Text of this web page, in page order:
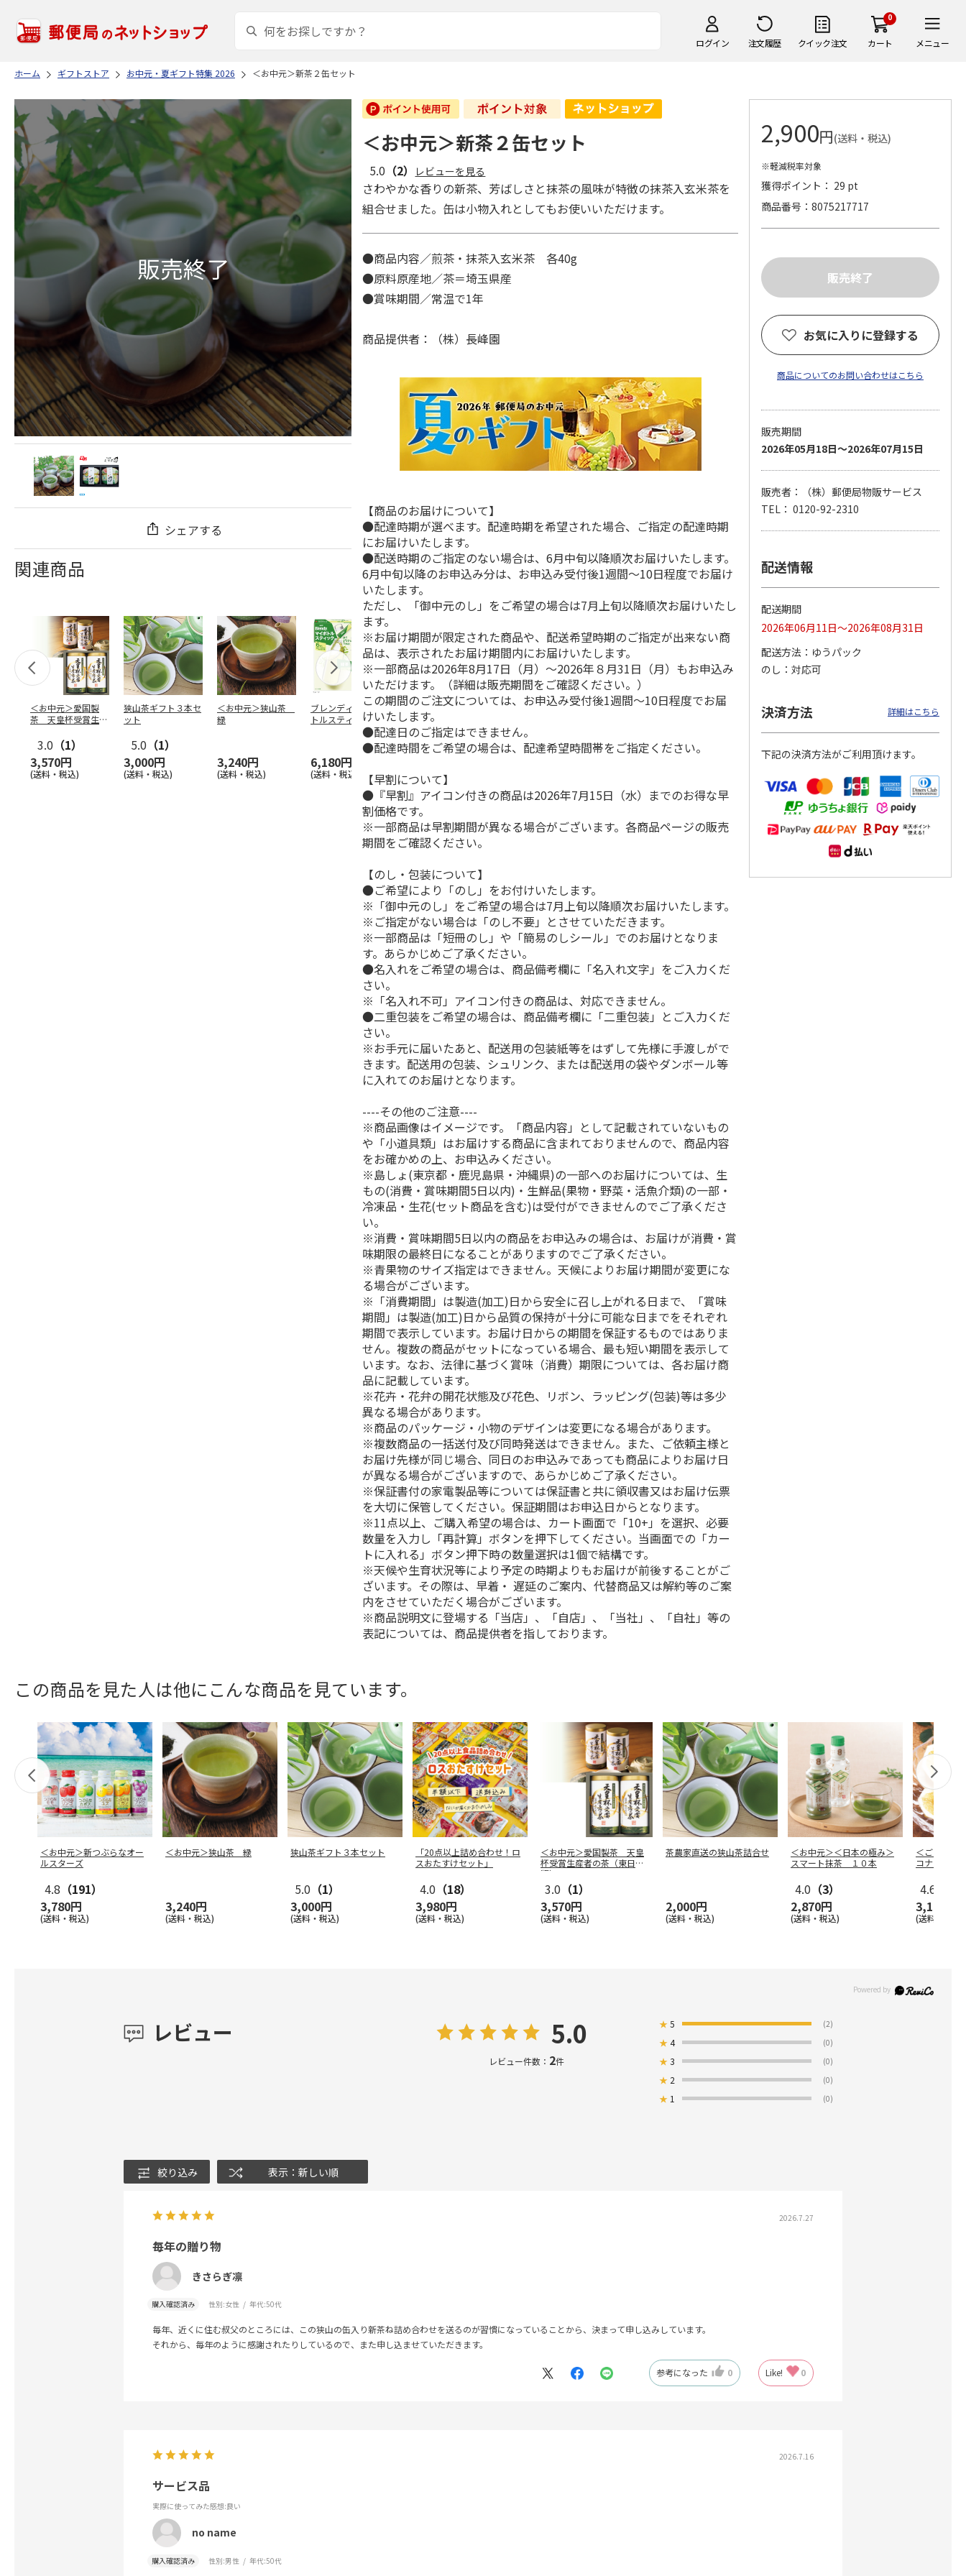
ログイン 注文履歴 クイック注文
0
カート メニュー
ホーム ギフトストア お中元・夏ギフト特集 2026 ＜お中元＞新茶２缶セット
シェアする
関連商品
＜お中元＞愛国製
茶 天皇杯受賞生産
3.0 （1）
3,570円
(送料・税込)
狭山茶ギフト３本セ
ット
5.0 （1）
3,000円
(送料・税込)
＜お中元＞狭山茶
緑
3,240円
(送料・税込)
ブレンディ「マイボ
トルスティック 緑
茶」6本入×24箱
6,180円
(送料・税込)
＜ご自宅用＞冷茶用
ティーバッグセット
4.5（2）
(送料・税込)
茶農家直送の狭山茶
＜お中元＞銘茶詰合
八女星野産煎茶・深
5.0
金棒茶能登復興ラベ
ル3種セット
2,610円
＜お中元＞愛国製
茶 天皇杯受賞生産
者の茶（東日本版）
4,650円
(送料・税込)
＜お中元＞新茶２缶セット
5.0 （2） レビューを見る
さわやかな香りの新茶、芳ばしさと抹茶の風味が特徴の抹茶入玄米茶を
組合せました。缶は小物入れとしてもお使いいただけます。
●商品内容／煎茶・抹茶入玄米茶 各40g
●原料原産地／茶＝埼玉県産
●賞味期間／常温で1年
商品提供者：（株）長峰園
【商品のお届けについて】
●配達時期が選べます。配達時期を希望された場合、ご指定の配達時期
にお届けいたします。
●配送時期のご指定のない場合は、6月中旬以降順次お届けいたします。
6月中旬以降のお申込み分は、お申込み受付後1週間～10日程度でお届け
いたします。
ただし、「御中元のし」をご希望の場合は7月上旬以降順次お届けいたし
ます。
※お届け期間が限定された商品や、配送希望時期のご指定が出来ない商
品は、表示されたお届け期間内にお届けいたします。
※一部商品は2026年8月17日（月）～2026年８月31日（月）もお申込み
いただけます。（詳細は販売期間をご確認ください。）
この期間のご注文については、お申込み受付後1週間～10日程度でお届
けいたします。
●配達日のご指定はできません。
●配達時間をご希望の場合は、配達希望時間帯をご指定ください。
【早割について】
●『早割』アイコン付きの商品は2026年7月15日（水）までのお得な早
割価格です。
※一部商品は早割期間が異なる場合がございます。各商品ページの販売
期間をご確認ください。
【のし・包装について】
●ご希望により「のし」をお付けいたします。
※「御中元のし」をご希望の場合は7月上旬以降順次お届けいたします。
※ご指定がない場合は「のし不要」とさせていただきます。
※一部商品は「短冊のし」や「簡易のしシール」でのお届けとなりま
す。あらかじめご了承ください。
●名入れをご希望の場合は、商品備考欄に「名入れ文字」をご入力くだ
さい。
※「名入れ不可」アイコン付きの商品は、対応できません。
●二重包装をご希望の場合は、商品備考欄に「二重包装」とご入力くだ
さい。
※お手元に届いたあと、配送用の包装紙等をはずして先様に手渡しがで
きます。配送用の包装、シュリンク、または配送用の袋やダンボール等
に入れてのお届けとなります。
----その他のご注意----
※商品画像はイメージです。「商品内容」として記載されていないもの
や「小道具類」はお届けする商品に含まれておりませんので、商品内容
をお確かめの上、お申込みください。
※島しょ(東京都・鹿児島県・沖縄県)の一部へのお届けについては、生
もの(消費・賞味期間5日以内)・生鮮品(果物・野菜・活魚介類)の一部・
冷凍品・生花(セット商品を含む)は受付ができませんのでご了承くださ
い。
※消費・賞味期間5日以内の商品をお申込みの場合は、お届けが消費・賞
味期限の最終日になることがありますのでご了承ください。
※青果物のサイズ指定はできません。天候によりお届け期間が変更にな
る場合がございます。
※「消費期間」は製造(加工)日から安全に召し上がれる日まで、「賞味
期間」は製造(加工)日から品質の保持が十分に可能な日までをそれぞれ
期間で表示しています。お届け日からの期間を保証するものではありま
せん。複数の商品がセットになっている場合、最も短い期間を表示して
います。なお、法律に基づく賞味（消費）期限については、各お届け商
品に記載しています。
※花卉・花弁の開花状態及び花色、リボン、ラッピング(包装)等は多少
異なる場合があります。
※商品のパッケージ・小物のデザインは変更になる場合があります。
※複数商品の一括送付及び同時発送はできません。また、ご依頼主様と
お届け先様が同じ場合、同日のお申込みであっても商品によりお届け日
が異なる場合がございますので、あらかじめご了承ください。
※保証書付の家電製品等については保証書と共に領収書又はお届け伝票
を大切に保管してください。保証期間はお申込日からとなります。
※11点以上、ご購入希望の場合は、カート画面で「10+」を選択、必要
数量を入力し「再計算」ボタンを押下してください。当画面での「カー
トに入れる」ボタン押下時の数量選択は1個で結構です。
※天候や生育状況等により予定の時期よりもお届けが前後することがご
ざいます。その際は、早着・ 遅延のご案内、代替商品又は解約等のご案
内をさせていただく場合がございます。
※商品説明文に登場する「当店」、「自店」、「当社」、「自社」等の
表記については、商品提供者を指しております。
2,900円(送料・税込)
※軽減税率対象
獲得ポイント： 29 pt
商品番号
8075217717
お気に入りに登録する
商品についてのお問い合わせはこちら
販売期間
2026年05月18日～2026年07月15日
販売者：（株）郵便局物販サービス
TEL： 0120-92-2310
配送情報
配送期間
2026年06月11日～2026年08月31日
配送方法
ゆうパック
のし
対応可
決済方法 詳細はこちら
下記の決済方法がご利用頂けます。
この商品を見た人は他にこんな商品を見ています。
＜お中元＞新つぶらなオー
ルスターズ
4.8 （191）
3,780円
(送料・税込)
＜お中元＞狭山茶 緑
3,240円
(送料・税込)
狭山茶ギフト３本セット
5.0 （1）
3,000円
(送料・税込)
「20点以上詰め合わせ！ロ
スおたすけセット」
4.0 （18）
3,980円
(送料・税込)
＜お中元＞愛国製茶 天皇
杯受賞生産者の茶（東日本
版）
3.0 （1）
3,570円
(送料・税込)
茶農家直送の狭山茶詰合せ
2,000円
(送料・税込)
＜お中元＞＜日本の極み＞
スマート抹茶 １０本
4.0 （3）
2,870円
(送料・税込)
＜ご自宅用
コナツ）家
4.6
3,140円
(送料・税込)
レビュー 5.0
レビュー件数： 2件
★5 (2)
★4 (0)
★3 (0)
★ 2 (0)
★ 1 (0)
絞り込み 表示：新しい順
2026.7.27
毎年の贈り物
きさらぎ凛
購入確認済み 性別:女性 年代:50代
毎年、近くに住む叔父のところには、この狭山の缶入り新茶ね詰め合わせを送るのが習慣になっていることから、決まって申し込みしています。
それから、毎年のように感謝されたりしているので、また申し込ませていただきます。
参考になった 0 Like! 0
2026.7.16
サービス品
実際に使ってみた感想:良い
no name
購入確認済み 性別:男性 年代:50代